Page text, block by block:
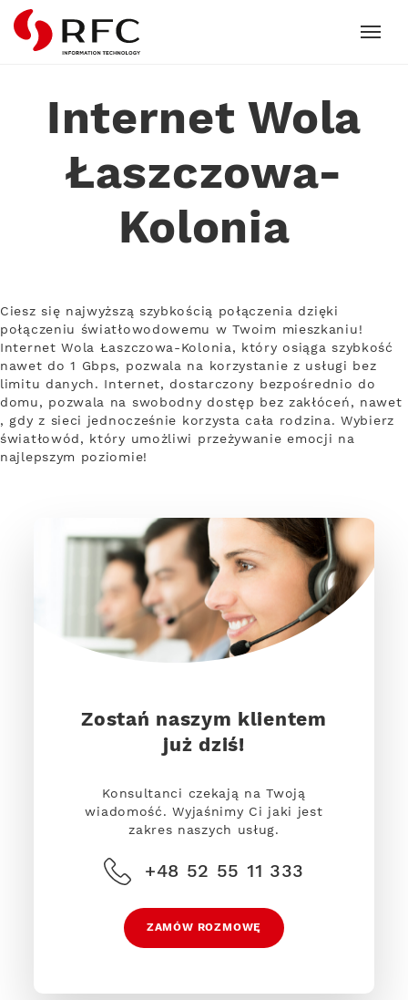
RFC
Internet Wola
Łaszczowa-
Kolonia
Ciesz się najwyższą szybkością połączenia dzięki
połączeniu światłowodowemu w Twoim mieszkaniu!
Internet Wola Łaszczowa-Kolonia, który osiąga szybkość
nawet do 1 Gbps, pozwala na korzystanie z usługi bez
limitu danych. Internet, dostarczony bezpośrednio do
domu, pozwala na swobodny dostęp bez zakłóceń, nawet
, gdy z sieci jednocześnie korzysta cała rodzina. Wybierz
światłowód, który umożliwi przeżywanie emocji na
najlepszym poziomie!
Zostań naszym klientem
już dziś!
Konsultanci czekają na Twoją
wiadomość. Wyjaśnimy Ci jaki jest
zakres naszych usług.
+48 52 55 11 333
ZAMÓW ROZMOWĘ